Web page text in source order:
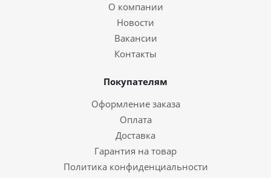
О компании
Новости
Вакансии
Контакты
Покупателям
Оформление заказа
Оплата
Доставка
Гарантия на товар
Политика конфиденциальности